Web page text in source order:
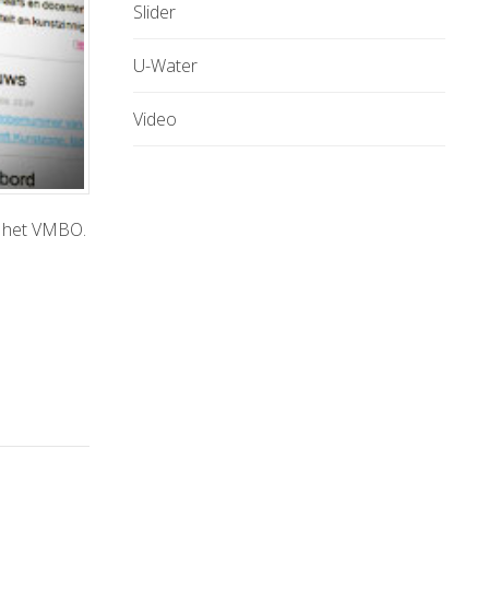
VMBO.
Slider
U-Water
Video